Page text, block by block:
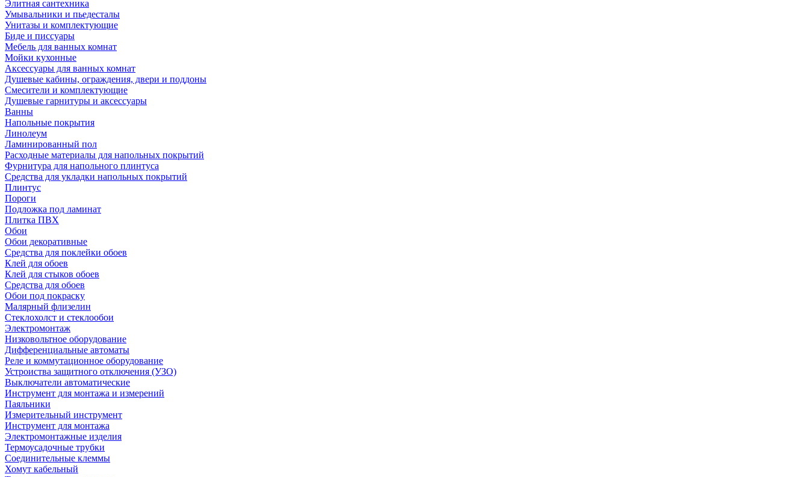
Элитная сантехника
Умывальники и пьедесталы
Унитазы и комплектующие
Биде и писсуары
Мебель для ванных комнат
Мойки кухонные
Аксессуары для ванных комнат
Душевые кабины, ограждения, двери и поддоны
Смесители и комплектующие
Душевые гарнитуры и аксессуары
Ванны
Напольные покрытия
Линолеум
Ламинированный пол
Расходные материалы для напольных покрытий
Фурнитура для напольного плинтуса
Средства для укладки напольных покрытий
Плинтус
Пороги
Подложка под ламинат
Плитка ПВХ
Обои
Обои декоративные
Средства для поклейки обоев
Клей для обоев
Клей для стыков обоев
Средства для обоев
Обои под покраску
Малярный флизелин
Стеклохолст и стеклообои
Электромонтаж
Низковольтное оборудование
Дифференциальные автоматы
Реле и коммутационное оборудование
Устроиства защитного отключения (УЗО)
Выключатели автоматические
Инструмент для монтажа и измерений
Паяльники
Измерительный инструмент
Инструмент для монтажа
Электромонтажные изделия
Термоусадочные трубки
Соединительные клеммы
Хомут кабельный